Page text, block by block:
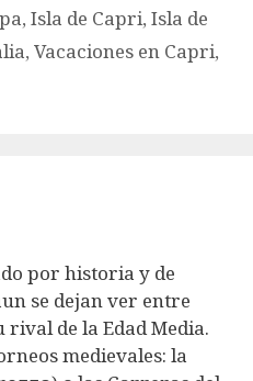
,Isla de Capri,Isla de
, Vacaciones en Capri,
por historia y de
se dejan ver entre
rival de la Edad Media.
medievales: la